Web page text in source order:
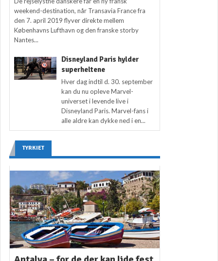
weekend-destination, når Transavia France fra
den 7. april 2019 flyver direkte mellem
Københavns Lufthavn og den franske storby
Nantes...
Disneyland Paris hylder
superheltene
Hver dag indtil d. 30. september
kan du nu opleve Marvel-
universet i levende live i
Disneyland Paris. Marvel-fans i
alle aldre kan dykke ned i en...
TYRKIET